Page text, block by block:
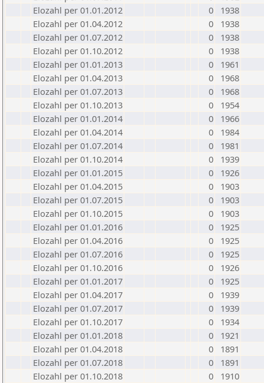
Elozahl per 01.01.2012
0
1938
Elozahl per 01.04.2012
0
1938
Elozahl per 01.07.2012
0
1938
Elozahl per 01.10.2012
0
1938
Elozahl per 01.01.2013
0
1961
Elozahl per 01.04.2013
0
1968
Elozahl per 01.07.2013
0
1968
Elozahl per 01.10.2013
0
1954
Elozahl per 01.01.2014
0
1966
Elozahl per 01.04.2014
0
1984
Elozahl per 01.07.2014
0
1981
Elozahl per 01.10.2014
0
1939
Elozahl per 01.01.2015
0
1926
Elozahl per 01.04.2015
0
1903
Elozahl per 01.07.2015
0
1903
Elozahl per 01.10.2015
0
1903
Elozahl per 01.01.2016
0
1925
Elozahl per 01.04.2016
0
1925
Elozahl per 01.07.2016
0
1925
Elozahl per 01.10.2016
0
1926
Elozahl per 01.01.2017
0
1925
Elozahl per 01.04.2017
0
1939
Elozahl per 01.07.2017
0
1939
Elozahl per 01.10.2017
0
1934
Elozahl per 01.01.2018
0
1921
Elozahl per 01.04.2018
0
1891
Elozahl per 01.07.2018
0
1891
Elozahl per 01.10.2018
0
1910